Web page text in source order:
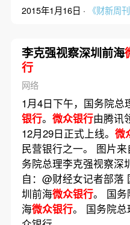
2015年1月16日 · 《财新周
李克强视察深圳前海
行
网络
1月4日下午，国务院总
银行。 微众银行由腾讯
12月29日正式上线。 微
民营银行之一。 图片
务院总理李克强视察深
自：@财经女记者部落
圳前海微众银行。 国务
海微众银行。 国务院